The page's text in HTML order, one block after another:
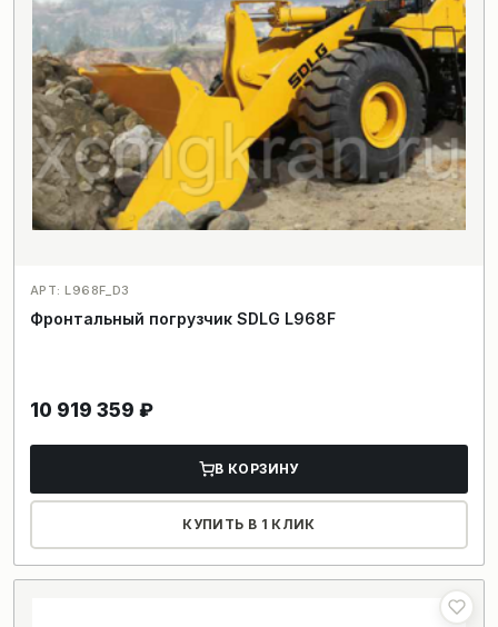
АРТ: L968F_D3
Фронтальный погрузчик SDLG L968F
10 919 359 ₽
В КОРЗИНУ
КУПИТЬ В 1 КЛИК